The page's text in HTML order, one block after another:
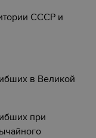
СССР и
в Великой
при